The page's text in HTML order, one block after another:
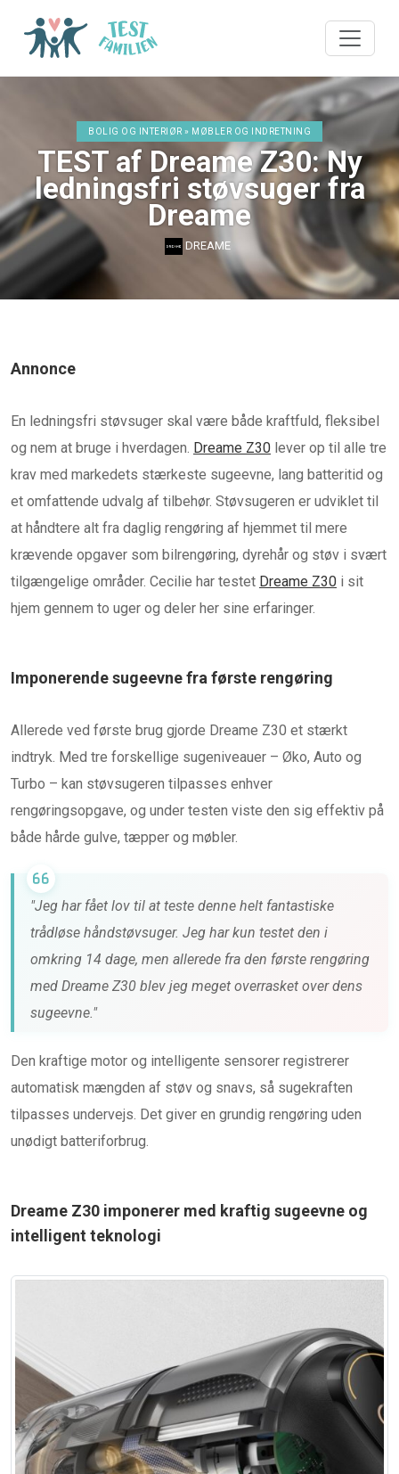
BOLIG OG INTERIØR » MØBLER OG INDRETNING
TEST af Dreame Z30: Ny
ledningsfri støvsuger fra
Dreame
DREAME
Annonce
En ledningsfri støvsuger skal være både kraftfuld, fleksibel
og nem at bruge i hverdagen. Dreame Z30 lever op til alle tre
krav med markedets stærkeste sugeevne, lang batteritid og
et omfattende udvalg af tilbehør. Støvsugeren er udviklet til
at håndtere alt fra daglig rengøring af hjemmet til mere
krævende opgaver som bilrengøring, dyrehår og støv i svært
tilgængelige områder. Cecilie har testet Dreame Z30 i sit
hjem gennem to uger og deler her sine erfaringer.
Imponerende sugeevne fra første rengøring
Allerede ved første brug gjorde Dreame Z30 et stærkt
indtryk. Med tre forskellige sugeniveauer – Øko, Auto og
Turbo – kan støvsugeren tilpasses enhver
rengøringsopgave, og under testen viste den sig effektiv på
både hårde gulve, tæpper og møbler.
"Jeg har fået lov til at teste denne helt fantastiske
trådløse håndstøvsuger. Jeg har kun testet den i
omkring 14 dage, men allerede fra den første rengøring
med Dreame Z30 blev jeg meget overrasket over dens
sugeevne."
Den kraftige motor og intelligente sensorer registrerer
automatisk mængden af støv og snavs, så sugekraften
tilpasses undervejs. Det giver en grundig rengøring uden
unødigt batteriforbrug.
Dreame Z30 imponerer med kraftig sugeevne og
intelligent teknologi